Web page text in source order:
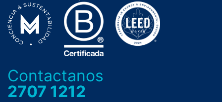
Contactanos
2707 1212